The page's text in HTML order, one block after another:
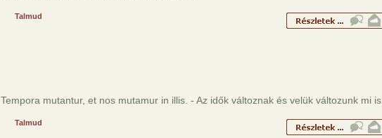
Talmud
Tempora mutantur, et nos mutamur in illis. - Az idők változnak és velük változunk mi is.
Talmud